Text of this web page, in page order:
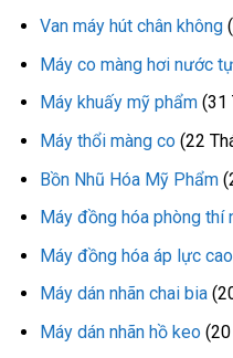
Van máy hút chân không
Máy co màng hơi nước
Máy khuấy mỹ phẩm (31
Máy thổi màng co (22
Bồn Nhũ Hóa Mỹ Phẩm
Máy đồng hóa phòng thí
Máy đồng hóa áp lực cao
Máy dán nhãn chai bia
Máy dán nhãn hồ keo